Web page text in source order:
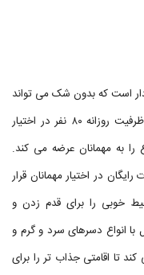
است که بدون شک می تواند
نظر شما را به خود جلب کند. رستوران هتل با ظرفیت روزانه ۸۰ نفر در اختیار
را به مهمانان عرضه می کند.
ماشین به صورت رایگان در اختیار مهمانان قرار
خوبی را برای قدم زدن و
انواع دسرهای سرد و گرم و
تا اقامتی جذاب تر را برای